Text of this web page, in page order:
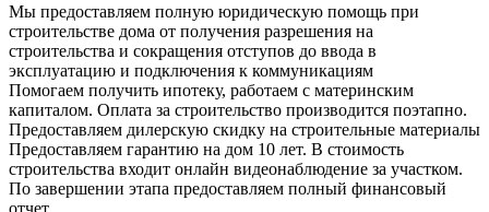
Мы предоставляем полную юридическую помощь при
строительстве дома от получения разрешения на
строительства и сокращения отступов до ввода в
эксплуатацию и подключения к коммуникациям
Помогаем получить ипотеку, работаем с материнским
капиталом. Оплата за строительство производится поэтапно.
Предоставляем дилерскую скидку на строительные материалы
Предоставляем гарантию на дом 10 лет. В стоимость
строительства входит онлайн видеонаблюдение за участком.
По завершении этапа предоставляем полный финансовый
отчет